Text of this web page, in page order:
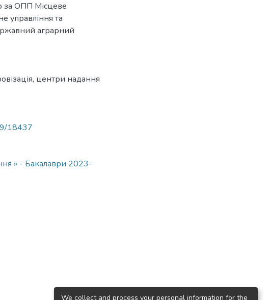
за ОПП Місцеве
управління та
аграрний
, центри надання
18437
» - Бакалаври 2023-
We collect and process your personal information for the